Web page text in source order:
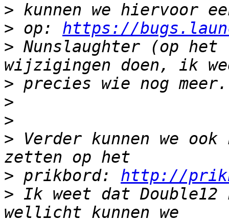
>
> op: https://
> Nunslaughter (op het
>
>
>
> Verder kunnen we
> prikbord: http://
> Ik weet dat